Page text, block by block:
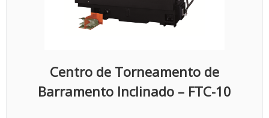
Centro de Torneamento de
Barramento Inclinado – FTC-10